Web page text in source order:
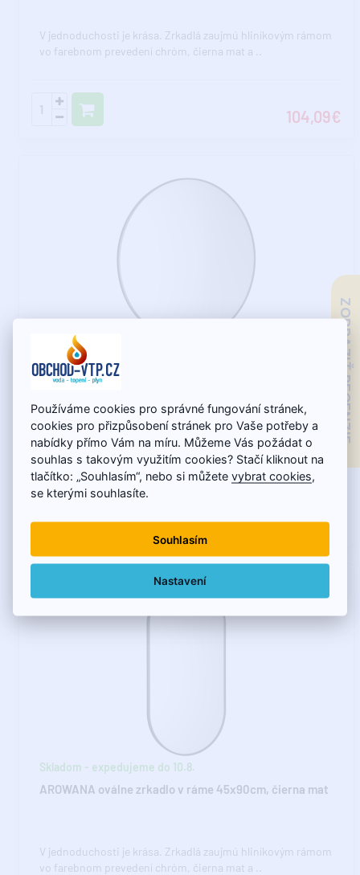
ZOBRAZIŤ RECENZIE
V jednoduchosti je krása. Zrkadlá zaujmú hliníkovým rámom
vo farebnom prevedení chróm, čierna mat a ..
104,09€
Skladom - expedujeme do 10.8.
AROWANA okrúhle zrkadlo v ráme ø 90cm, čierna mat
V jednoduchosti je krása. Zrkadlá zaujmú hliníkovým rámom
vo farebnom prevedení chróm, čierna mat a ..
120,75€
Skladom - expedujeme do 10.8.
AROWANA oválne zrkadlo v ráme 45x90cm, čierna mat
V jednoduchosti je krása. Zrkadlá zaujmú hliníkovým rámom
vo farebnom prevedení chróm, čierna mat a ..
Používáme cookies pro správné fungování stránek,
cookies pro přizpůsobení stránek pro Vaše potřeby a
nabídky přímo Vám na míru. Můžeme Vás požádat o
souhlas s takovým využitím cookies? Stačí kliknout na
tlačítko: „Souhlasím“, nebo si můžetevybrat cookies,
se kterými souhlasíte.
Souhlasím
Nastavení